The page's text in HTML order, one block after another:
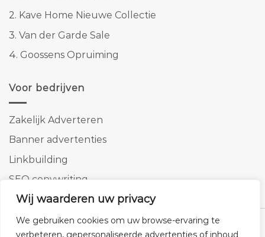
Wij waarderen uw privacy
We gebruiken cookies om uw browse-ervaring te
verbeteren, gepersonaliseerde advertenties of inhoud
2. Kave Home Nieuwe Collectie
3. Van der Garde Sale
4. Goossens Opruiming
Voor bedrijven
Zakelijk Adverteren
Banner advertenties
Linkbuilding
SEO copywriting